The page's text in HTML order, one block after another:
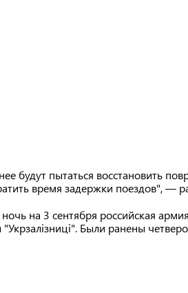
будут пытаться восстановить
время задержки поездов", —
на 3 сентября российская
Были ранены четверо